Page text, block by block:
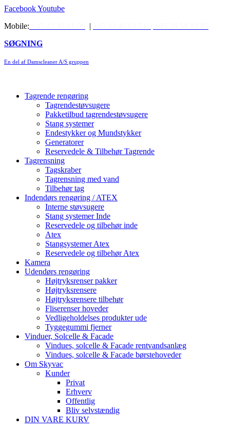
Videre
indhold
FacebookYoutube
Mobile:
|
SØGNING
En del af Damscleaner A/S gruppen
Tagrende rengøring
Tagrendestøvsugere
Pakketilbud tagrendestøvsugere
Stang systemer
Endestykker og Mundstykker
Generatorer
Reservedele & Tilbehør Tagrende
Tagrensning
Tagskraber
Tagrensning med vand
Tilbehør tag
Indendørs rengøring / ATEX
Interne støvsugere
Stang systemer Inde
Reservedele og tilbehør inde
Atex
Stangsystemer Atex
Reservedele og tilbehør Atex
Kamera
Udendørs rengøring
Højtryksrenser pakker
Højtryksrensere
Højtryksrensere tilbehør
Fliserenser hoveder
Vedligeholdelses produkter ude
Tyggegummi fjerner
Vinduer, Solcelle & Facade
Vindues, solcelle & Facade rentvandsanlæg
Vindues, solcelle & Facade børstehoveder
Om Skyvac
Kunder
Privat
Erhverv
Offentlig
Bliv selvstændig
DIN VARE KURV